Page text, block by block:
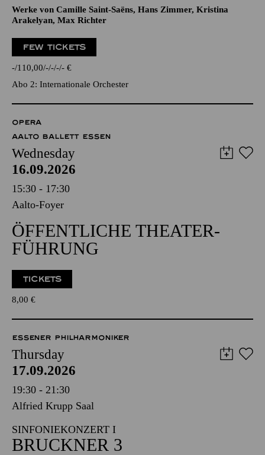
Werke von Camille Saint-Saëns, Hans Zimmer, Kristina
Arakelyan, Max Richter
FEW TICKETS
- 110,00 - - - - €
Abo 2: Internationale Orchester
OPERA
AALTO BALLETT ESSEN
Wednesday
16.09.2026
15:30 - 17:30
Aalto-Foyer
ÖFFENTLICHE THEATER­
FÜHRUNG
TICKETS
8,00 €
ESSENER PHILHARMONIKER
Thursday
17.09.2026
19:30 - 21:30
Alfried Krupp Saal
SINFONIEKONZERT I
BRUCKNER 3